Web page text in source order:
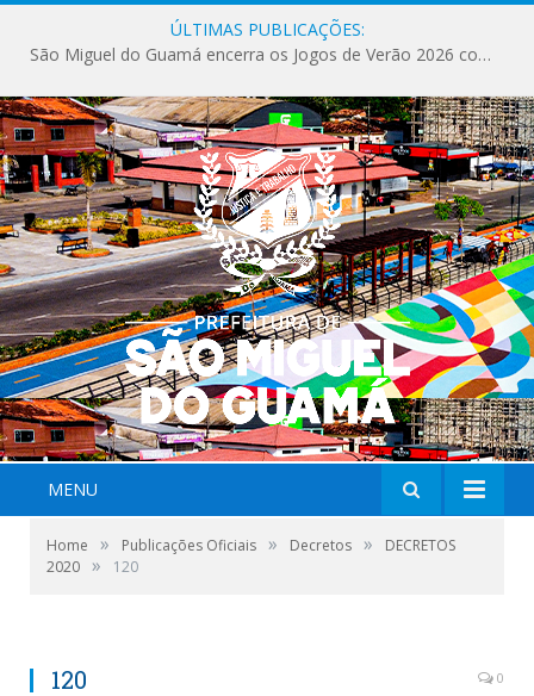
ÚLTIMAS PUBLICAÇÕES:
São Miguel do Guamá encerra os Jogos de Verão 2026 com sucesso de público e competições.
MENU
Home » Publicações Oficiais » Decretos »
DECRETOS
2020 » 120
120 0